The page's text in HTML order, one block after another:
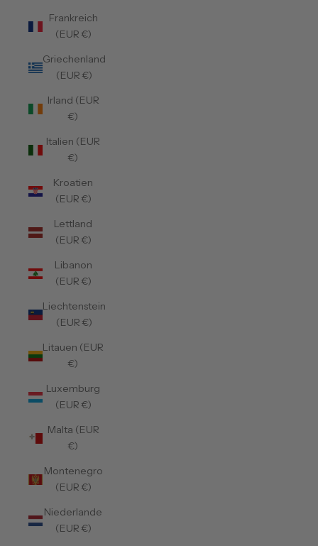
Frankreich
(EUR €)
Griechenland
(EUR €)
Irland (EUR
€)
Italien (EUR
€)
Kroatien
(EUR €)
Lettland
(EUR €)
Libanon
(EUR €)
Liechtenstein
(EUR €)
Litauen (EUR
€)
Luxemburg
(EUR €)
Malta (EUR
€)
Montenegro
(EUR €)
Niederlande
(EUR €)